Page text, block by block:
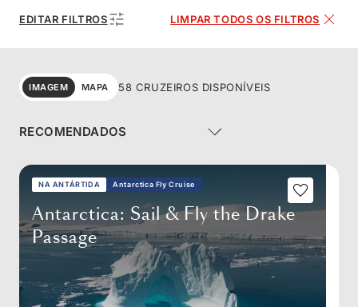
EDITAR FILTROS LIMPAR TODOS OS FILTROS
IMAGEM MAPA 58 CRUZEIROS DISPONÍVEIS
NA ANTÁRTIDA Antarctica Fly Cruise
Antarctica: Sail & Fly the Drake
Passage